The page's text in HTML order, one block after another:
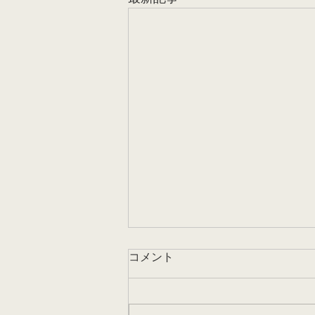
家賃上昇
調べによると、今年5月から6月
コメント